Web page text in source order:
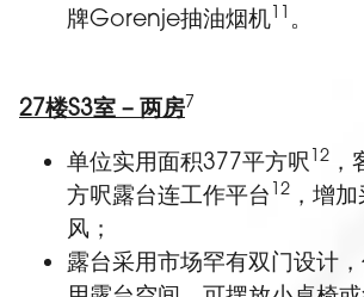
牌Gorenje抽油烟机11 。
27楼S3室 – 两房7
单位实用面积377平方呎 12
方呎露台连工作平台 12 ，增
风；
露台采用市场罕有双门设计